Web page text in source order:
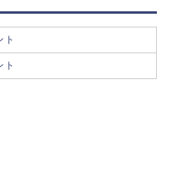
ト
ト